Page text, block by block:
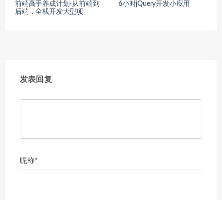
前端高手养成计划-从前端到
后端，全栈开发大型项
6小时jQuery开发小应用
发表回复
昵称*